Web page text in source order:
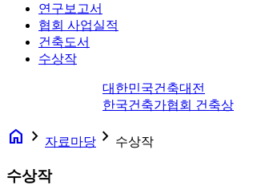
연구보고서
협회 사업실적
건축도서
수상작
대한민국건축대전
한국건축가협회 건축상
home navigate_next 자료마당 navigate_next 수상작
수상작